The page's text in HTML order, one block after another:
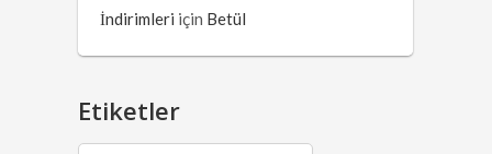
İndirimleri için Betül
Etiketler